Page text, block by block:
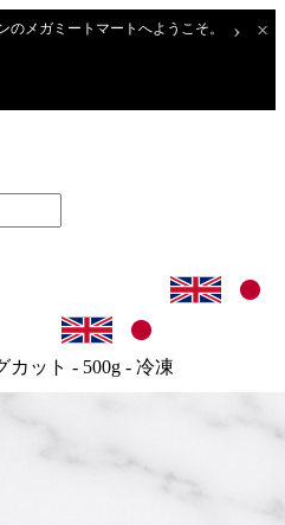
のメガミートマートへようこそ。 › ×
カット - 500g - 冷凍